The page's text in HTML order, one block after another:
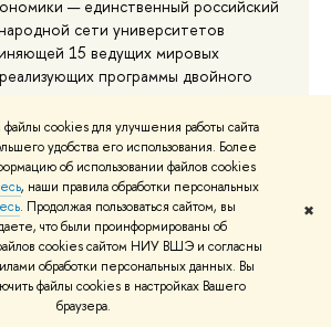
cookies для улучшения работы сайта
удобства его использования. Более
об использовании файлов cookies
, наши правила обработки персональных
. Продолжая пользоваться сайтом, вы
что были проинформированы об
cookies сайтом НИУ ВШЭ и согласны
обработки персональных данных. Вы
файлы cookies в настройках Вашего
браузера.
✖
— единственный российский
сети университетов
15 ведущих мировых
программы двойного
спортивного менеджмента.
фитнес клубом